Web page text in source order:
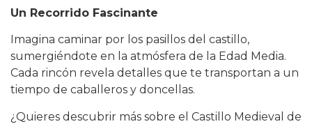
Un Recorrido Fascinante
Imagina caminar por los pasillos del castillo,
sumergiéndote en la atmósfera de la Edad Media.
Cada rincón revela detalles que te transportan a un
tiempo de caballeros y doncellas.
¿Quieres descubrir más sobre el Castillo Medieval de